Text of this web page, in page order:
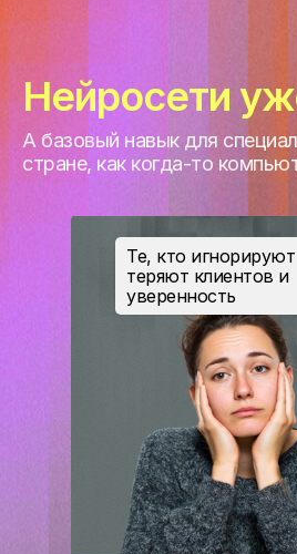
Нейросети
А базовый навык для
стране, как когда-то
Те, кто
теряют клиентов и
уверенность
Зарегистрируйтесь,
чтобы не пропустить
вебинар, забрать
подарок и получить
После регистрации вы попадете в
где получите подарок и